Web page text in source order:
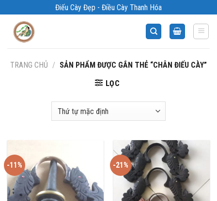
qua
Điếu Cày Đẹp - Điều Cày Thanh Hóa
TRANG CHỦ / SẢN PHẨM ĐƯỢC GẮN THẺ “CHÂN ĐIẾU CÀY”
LỌC
-11% -21%